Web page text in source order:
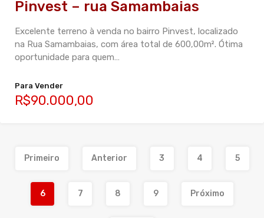
Pinvest – rua Samambaias
Excelente terreno à venda no bairro Pinvest, localizado
na Rua Samambaias, com área total de 600,00m². Ótima
oportunidade para quem…
Para Vender
R$90.000,00
Primeiro Anterior 3 4 5
6 7 8 9 Próximo